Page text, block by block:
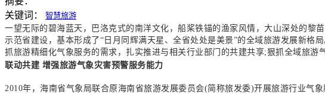
关键词：
智慧旅游
一望无际的碧海蓝天，巴洛克式的南洋文化，船桨铁锚的渔家风情，大山深处的
示范省建设，基本形成了“日月同辉满天星、全省处处是美景”的全域旅游发展新格
抓旅游精细化气象服务的需求，扎实推进与相关行业部门的共建共享;狠抓全域旅
联动共建 增强旅游气象灾害预警服务能力
2010年，海南省气象局联合原海南省旅游发展委员会(简称旅发委)开展旅游行业气